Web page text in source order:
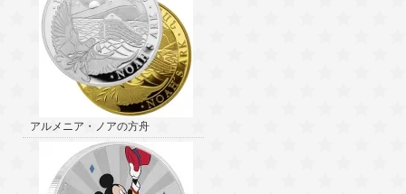
アルメニア・ノアの方舟